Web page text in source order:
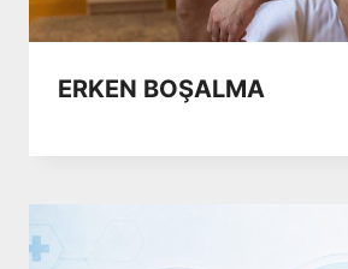
ERKEN BOŞALMA